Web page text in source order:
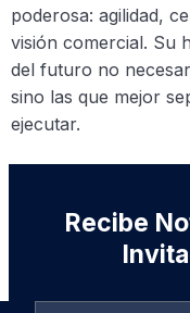
poderosa: agilidad,
visión comercial. Su
del futuro no
sino las que mejor
ejecutar.
Recibe